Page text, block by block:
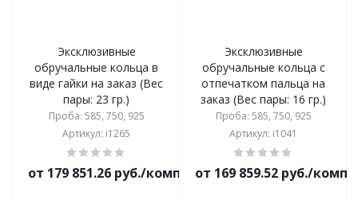
Эксклюзивные
обручальные кольца в
виде гайки на заказ (Вес
пары: 23 гр.)
Проба: 585, 750, 925
Артикул: i1265
от 179 851.26 руб./комплект
Эксклюзивные
обручальные кольца с
отпечатком пальца на
заказ (Вес пары: 16 гр.)
Проба: 585, 750, 925
Артикул: i1041
от 169 859.52 руб./